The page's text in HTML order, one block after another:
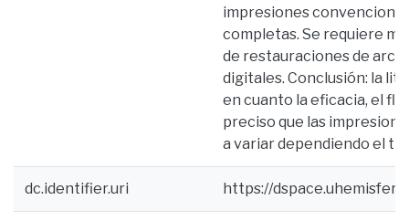
impresiones
completas. Se requiere
de restauraciones de
digitales. Conclusión: la
en cuanto la eficacia, el
preciso que las
a variar dependiendo el
dc.identifier.uri https://